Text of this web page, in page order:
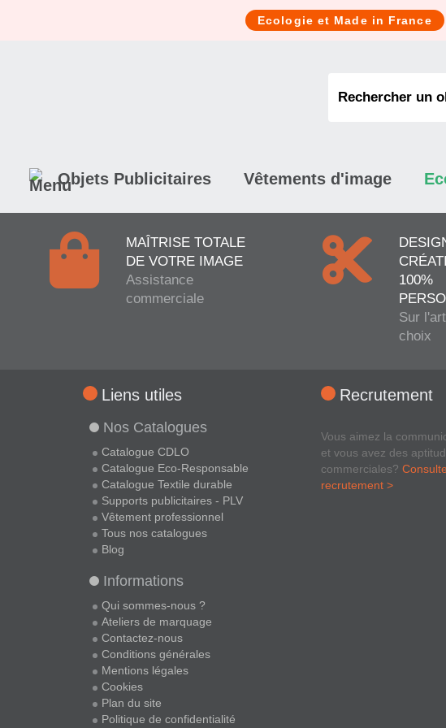
Ecologie et Made in France
Objets Publicitaires Vêtements d'image
MAÎTRISE TOTALE
DE VOTRE IMAGE
Assistance
commerciale
100%
Sur
choix
Liens utiles
Nos Catalogues
Catalogue CDLO
Catalogue Eco-Responsable
Catalogue Textile durable
Supports publicitaires - PLV
Vêtement professionnel
Tous nos catalogues
Blog
Informations
Qui sommes-nous ?
Ateliers de marquage
Contactez-nous
Conditions générales
Mentions légales
Cookies
Plan du site
Politique de confidentialité
Recrutement
Vous aimez la
et vous avez des
commerciales?
recrutement >